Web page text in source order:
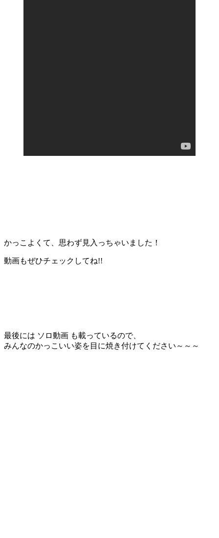
かっこよくて、思わず見入っちゃいました！
動画もぜひチェックしてね!!
最後には ソロ動画 も載っているので、
みんなのかっこいい姿を目に焼き付けてください～～～